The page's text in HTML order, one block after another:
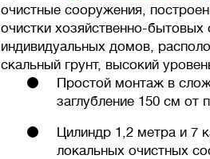
очистные сооружения,
очистки хозяйственно-
индивидуальных домов,
скальный грунт, высокий
Простой монтаж в
заглубление 150 см от
Цилиндр 1,2 метра и 7
локальных очистных